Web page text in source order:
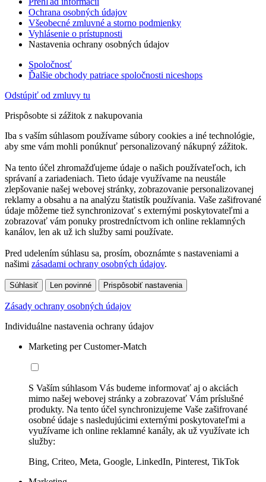
Ochrana osobných údajov
Všeobecné zmluvné a storno podmienky
Vyhlásenie o prístupnosti
Nastavenia ochrany osobných údajov
Spoločnosť
Ďalšie obchody patriace spoločnosti niceshops
Odstúpiť od zmluvy tu
Prispôsobte si zážitok z nakupovania
Iba s vaším súhlasom používame súbory cookies a iné technológie,
aby sme vám mohli ponúknuť personalizovaný nákupný zážitok.
Na tento účel zhromažďujeme údaje o našich používateľoch, ich
správaní a zariadeniach. Tieto údaje využívame na neustále
zlepšovanie našej webovej stránky, zobrazovanie personalizovanej
reklamy a obsahu a na analýzu štatistík používania. Vaše zašifrované
údaje môžeme tiež synchronizovať s externými poskytovateľmi a
zobrazovať vám ponuky prostredníctvom ich online reklamných
kanálov, len ak už ich služby sami používate.
Pred udelením súhlasu sa, prosím, oboznámte s nastaveniami a
našimi zásadami ochrany osobných údajov.
Súhlasiť Len povinné Prispôsobiť nastavenia
Zásady ochrany osobných údajov
Individuálne nastavenia ochrany údajov
Marketing per Customer-Match
S Vaším súhlasom Vás budeme informovať aj o akciách
mimo našej webovej stránky a zobrazovať Vám príslušné
produkty. Na tento účel synchronizujeme Vaše zašifrované
osobné údaje s nasledujúcimi externými poskytovateľmi a
využívame ich online reklamné kanály, ak už využívate ich
služby:
Bing, Criteo, Meta, Google, LinkedIn, Pinterest, TikTok